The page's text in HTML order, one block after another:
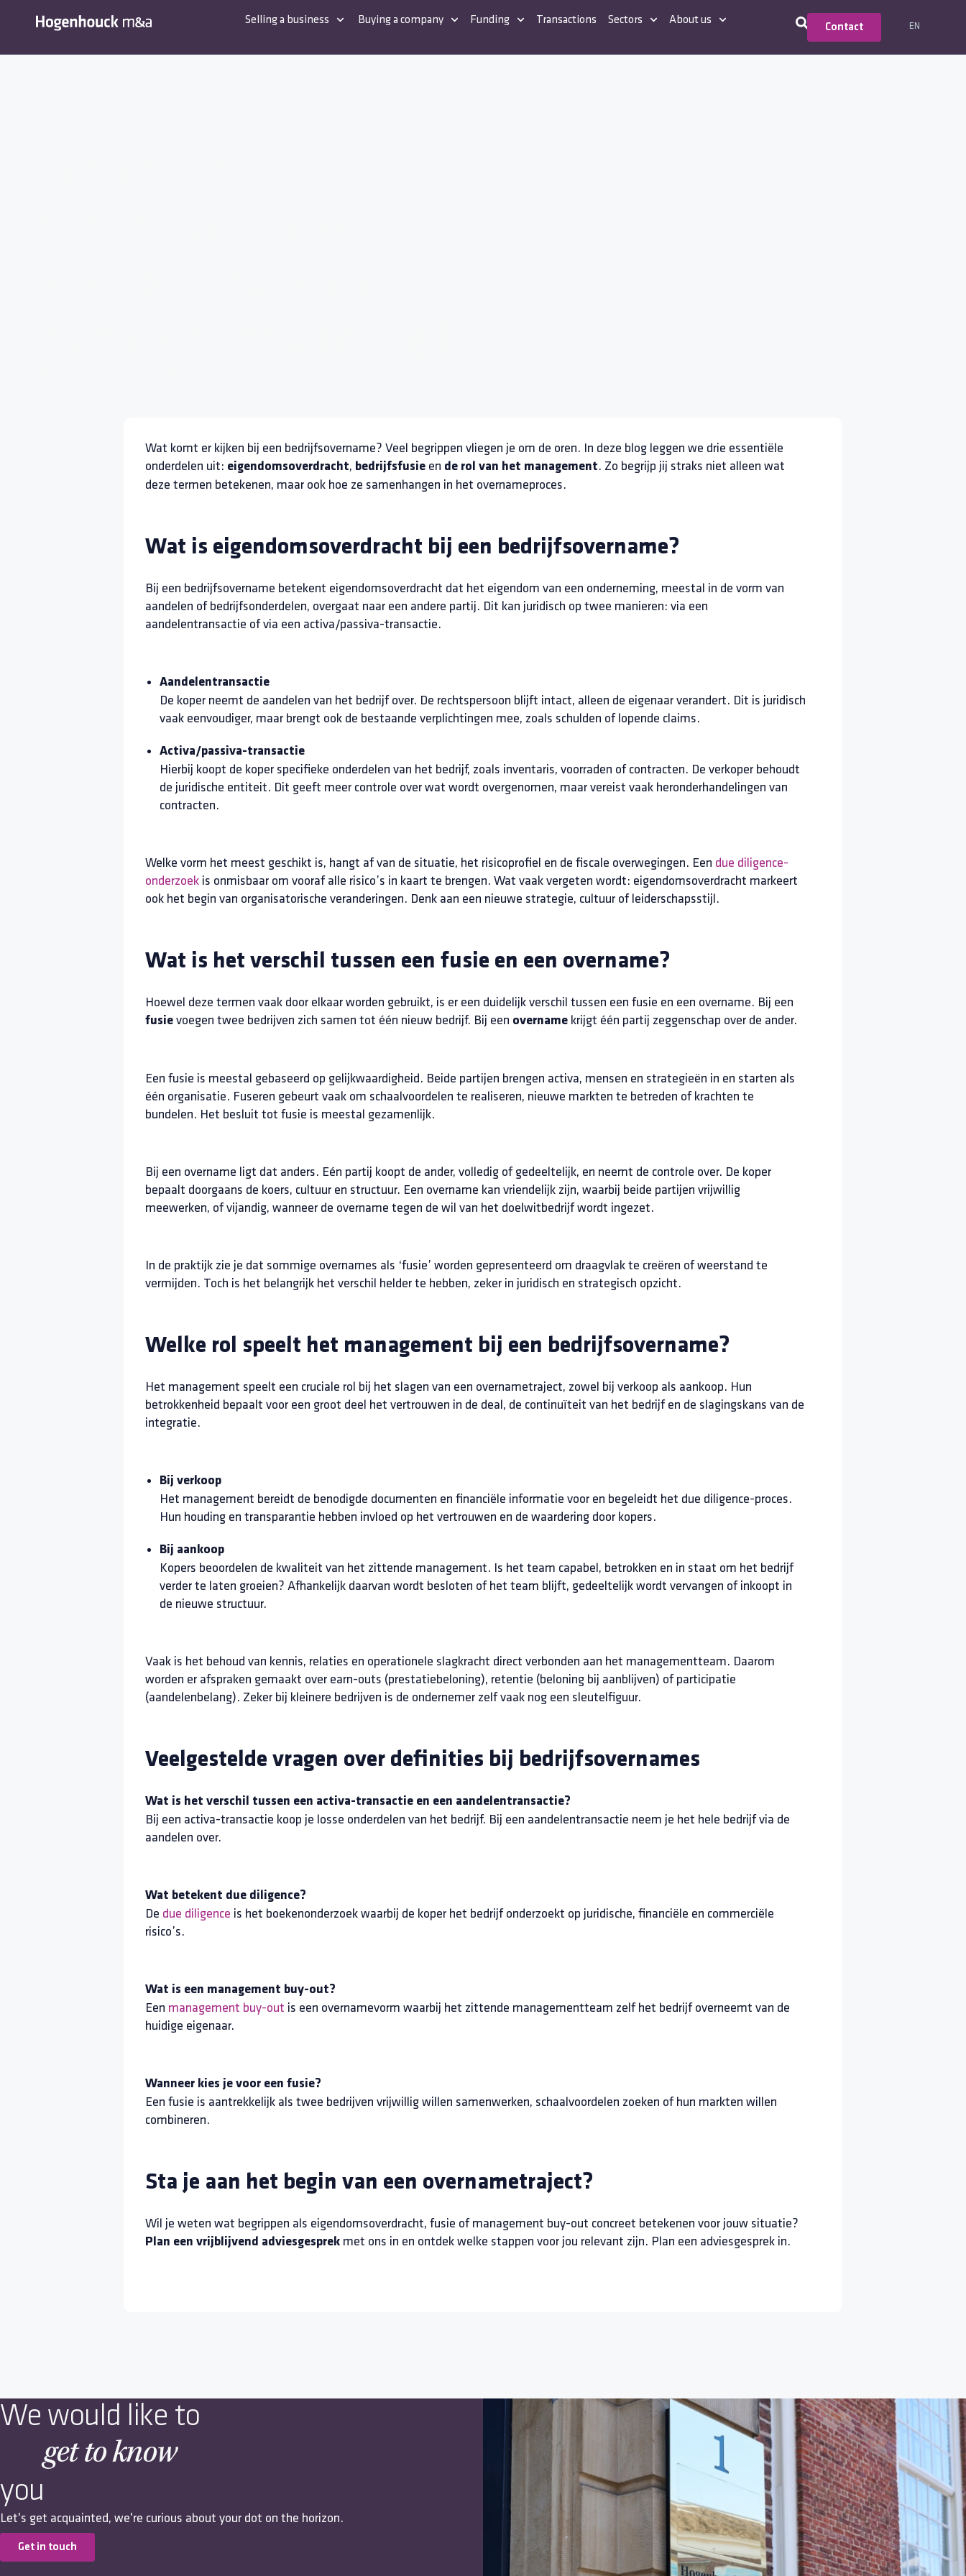
Selling a business Buying a company Funding Transactions Sectors About us
Contact EN
Wat komt er kijken bij een bedrijfsovername? Veel begrippen vliegen je om de oren. In deze blog leggen we drie essentiële
onderdelen uit: eigendomsoverdracht, bedrijfsfusie en de rol van het management. Zo begrijp jij straks niet alleen wat
deze termen betekenen, maar ook hoe ze samenhangen in het overnameproces.
Wat is eigendomsoverdracht bij een bedrijfsovername?
Bij een bedrijfsovername betekent eigendomsoverdracht dat het eigendom van een onderneming, meestal in de vorm van
aandelen of bedrijfsonderdelen, overgaat naar een andere partij. Dit kan juridisch op twee manieren: via een
aandelentransactie of via een activa/passiva-transactie.
Aandelentransactie
De koper neemt de aandelen van het bedrijf over. De rechtspersoon blijft intact, alleen de eigenaar verandert. Dit is juridisch
vaak eenvoudiger, maar brengt ook de bestaande verplichtingen mee, zoals schulden of lopende claims.
Activa/passiva-transactie
Hierbij koopt de koper specifieke onderdelen van het bedrijf, zoals inventaris, voorraden of contracten. De verkoper behoudt
de juridische entiteit. Dit geeft meer controle over wat wordt overgenomen, maar vereist vaak heronderhandelingen van
contracten.
Welke vorm het meest geschikt is, hangt af van de situatie, het risicoprofiel en de fiscale overwegingen. Een due diligence-
onderzoek is onmisbaar om vooraf alle risico’s in kaart te brengen. Wat vaak vergeten wordt: eigendomsoverdracht markeert
ook het begin van organisatorische veranderingen. Denk aan een nieuwe strategie, cultuur of leiderschapsstijl.
Wat is het verschil tussen een fusie en een overname?
Hoewel deze termen vaak door elkaar worden gebruikt, is er een duidelijk verschil tussen een fusie en een overname. Bij een
fusie voegen twee bedrijven zich samen tot één nieuw bedrijf. Bij een overname krijgt één partij zeggenschap over de ander.
Een fusie is meestal gebaseerd op gelijkwaardigheid. Beide partijen brengen activa, mensen en strategieën in en starten als
één organisatie. Fuseren gebeurt vaak om schaalvoordelen te realiseren, nieuwe markten te betreden of krachten te
bundelen. Het besluit tot fusie is meestal gezamenlijk.
Bij een overname ligt dat anders. Eén partij koopt de ander, volledig of gedeeltelijk, en neemt de controle over. De koper
bepaalt doorgaans de koers, cultuur en structuur. Een overname kan vriendelijk zijn, waarbij beide partijen vrijwillig
meewerken, of vijandig, wanneer de overname tegen de wil van het doelwitbedrijf wordt ingezet.
In de praktijk zie je dat sommige overnames als ‘fusie’ worden gepresenteerd om draagvlak te creëren of weerstand te
vermijden. Toch is het belangrijk het verschil helder te hebben, zeker in juridisch en strategisch opzicht.
Welke rol speelt het management bij een bedrijfsovername?
Het management speelt een cruciale rol bij het slagen van een overnametraject, zowel bij verkoop als aankoop. Hun
betrokkenheid bepaalt voor een groot deel het vertrouwen in de deal, de continuïteit van het bedrijf en de slagingskans van de
integratie.
Bij verkoop
Het management bereidt de benodigde documenten en financiële informatie voor en begeleidt het due diligence-proces.
Hun houding en transparantie hebben invloed op het vertrouwen en de waardering door kopers.
Bij aankoop
Kopers beoordelen de kwaliteit van het zittende management. Is het team capabel, betrokken en in staat om het bedrijf
verder te laten groeien? Afhankelijk daarvan wordt besloten of het team blijft, gedeeltelijk wordt vervangen of inkoopt in
de nieuwe structuur.
Vaak is het behoud van kennis, relaties en operationele slagkracht direct verbonden aan het managementteam. Daarom
worden er afspraken gemaakt over earn-outs (prestatiebeloning), retentie (beloning bij aanblijven) of participatie
(aandelenbelang). Zeker bij kleinere bedrijven is de ondernemer zelf vaak nog een sleutelfiguur.
Veelgestelde vragen over definities bij bedrijfsovernames
Wat is het verschil tussen een activa-transactie en een aandelentransactie?
Bij een activa-transactie koop je losse onderdelen van het bedrijf. Bij een aandelentransactie neem je het hele bedrijf via de
aandelen over.
Wat betekent due diligence?
De due diligence is het boekenonderzoek waarbij de koper het bedrijf onderzoekt op juridische, financiële en commerciële
risico’s.
Wat is een management buy-out?
Een management buy-out is een overnamevorm waarbij het zittende managementteam zelf het bedrijf overneemt van de
huidige eigenaar.
Wanneer kies je voor een fusie?
Een fusie is aantrekkelijk als twee bedrijven vrijwillig willen samenwerken, schaalvoordelen zoeken of hun markten willen
combineren.
Sta je aan het begin van een overnametraject?
Wil je weten wat begrippen als eigendomsoverdracht, fusie of management buy-out concreet betekenen voor jouw situatie?
Plan een vrijblijvend adviesgesprek met ons in en ontdek welke stappen voor jou relevant zijn. Plan een adviesgesprek in.
We would like to
get to know
you
Let's get acquainted, we're curious about your dot on the horizon.
Get in touch